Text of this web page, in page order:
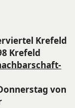
Krefeld
Krefeld
von